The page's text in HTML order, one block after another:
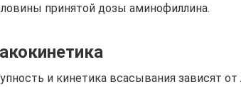
принятой дозы аминофиллина.
и кинетика всасывания зависят